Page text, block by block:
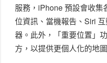
服務，iPhone 預設會收集
位資訊、當機報告、Siri
器。此外，「重要位置」
方，以提供更個人化的地